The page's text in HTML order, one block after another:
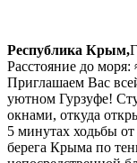
Республика Крым,
Расстояние до моря:
Приглашаем Вас
уютном Гурзуфе!
окнами, откуда
5 минутах ходьбы
берега Крыма по